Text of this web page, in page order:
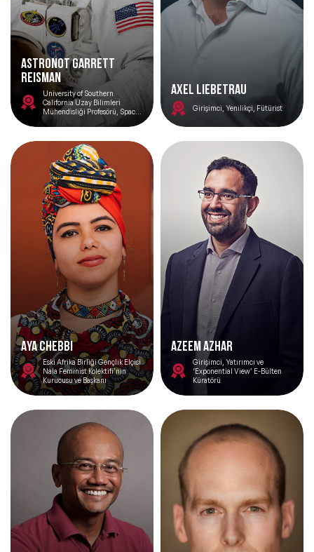
ASTRONOT GARRETT
REISMAN
University of Southern
California Uzay Bilimleri
Mühendisliği Profesörü, SpaceX
Kıdemli Danışmanı
AXEL LIEBETRAU
Girişimci, Yenilikçi, Fütürist
AYA CHEBBI
Eski Afrika Birliği Gençlik Elçisi
Nala Feminist Kolektifi'nin
Kurucusu ve Başkanı
Azeem Azhar
Girişimci, Yatırımcı ve
‘Exponential View’ E-Bülten
Küratörü